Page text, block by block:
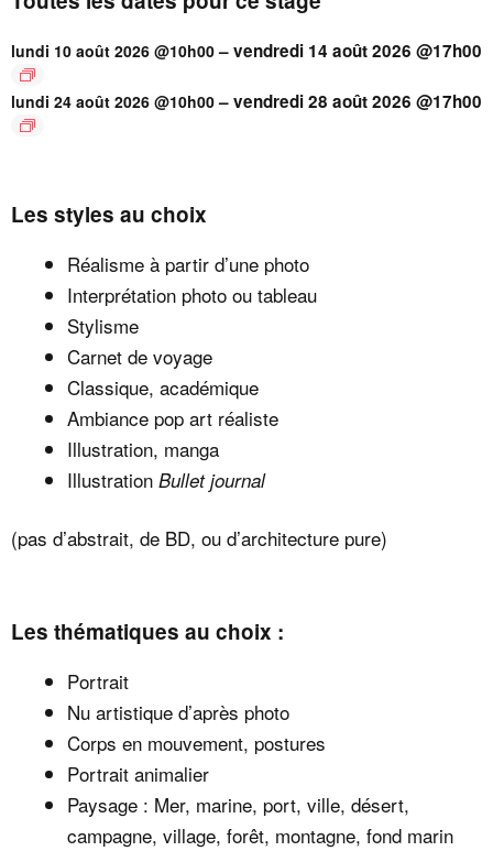
lundi 10 août 2026 @10h00–vendredi 14 août 2026 @17h00
lundi 24 août 2026 @10h00–vendredi 28 août 2026 @17h00
Les styles au choix
Réalisme à partir d’une photo
Interprétation photo ou tableau
Stylisme
Carnet de voyage
Classique, académique
Ambiance pop art réaliste
Illustration, manga
Illustration Bullet journal
(pas d’abstrait, de BD, ou d’architecture pure)
Les thématiques au choix :
Portrait
Nu artistique d’après photo
Corps en mouvement, postures
Portrait animalier
Paysage : Mer, marine, port, ville, désert,
campagne, village, forêt, montagne, fond marin